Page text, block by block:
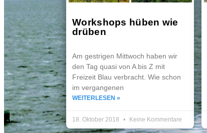
Workshops hüben wie
drüben
Am gestrigen Mittwoch haben wir
den Tag quasi von A bis Z mit
Freizeit Blau verbracht. Wie schon
im vergangenen
WEITERLESEN »
18. Oktober 2018 Keine Kommentare